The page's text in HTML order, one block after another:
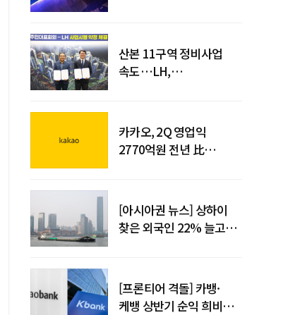
산본 11구역 정비사업
속도…LH,
카카오, 2Q 영업익
2770억원 전년 比
[아시아권 뉴스] 상하이
찾은 외국인 22% 늘고
[프론티어 격돌] 카뱅·
케뱅 상반기 순익 희비…